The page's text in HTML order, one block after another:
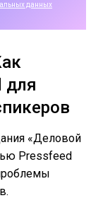
данных
для
«Деловой
Pressfeed